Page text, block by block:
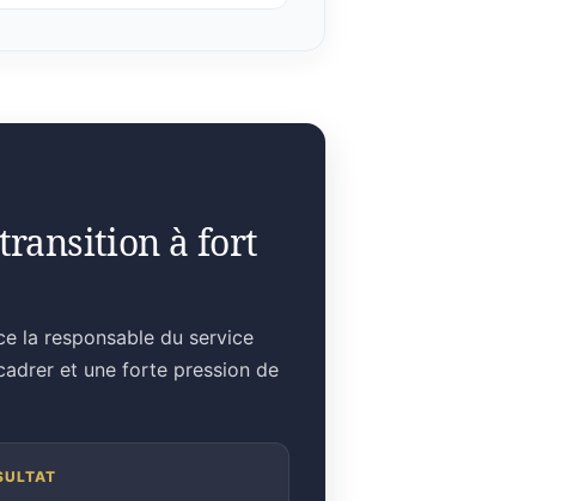
à fort
la responsable du service
et une forte pression de